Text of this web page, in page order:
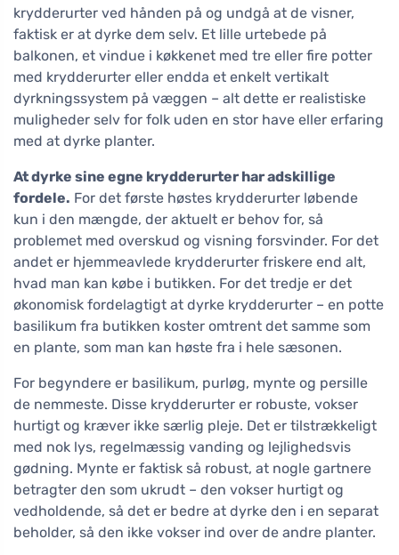
krydderurter ved hånden på og undgå at de visner,
faktisk er at dyrke dem selv. Et lille urtebede på
balkonen, et vindue i køkkenet med tre eller fire potter
med krydderurter eller endda et enkelt vertikalt
dyrkningssystem på væggen – alt dette er realistiske
muligheder selv for folk uden en stor have eller erfaring
med at dyrke planter.
At dyrke sine egne krydderurter har adskillige
fordele. For det første høstes krydderurter løbende
kun i den mængde, der aktuelt er behov for, så
problemet med overskud og visning forsvinder. For det
andet er hjemmeavlede krydderurter friskere end alt,
hvad man kan købe i butikken. For det tredje er det
økonomisk fordelagtigt at dyrke krydderurter – en potte
basilikum fra butikken koster omtrent det samme som
en plante, som man kan høste fra i hele sæsonen.
For begyndere er basilikum, purløg, mynte og persille
de nemmeste. Disse krydderurter er robuste, vokser
hurtigt og kræver ikke særlig pleje. Det er tilstrækkeligt
med nok lys, regelmæssig vanding og lejlighedsvis
gødning. Mynte er faktisk så robust, at nogle gartnere
betragter den som ukrudt – den vokser hurtigt og
vedholdende, så det er bedre at dyrke den i en separat
beholder, så den ikke vokser ind over de andre planter.